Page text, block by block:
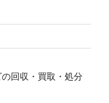
回収・買取・処分